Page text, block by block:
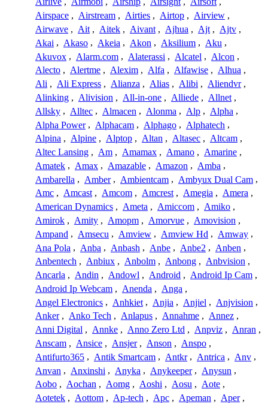
Airspace , Airstream , Airties , Airtop , Airview ,
Airwave , Ait , Aitek , Aivant , Ajhua , Ajt , Ajtv ,
Akai , Akaso , Akeia , Akon , Aksilium , Aku ,
Akuvox , Alarm.com , Alaterassi , Alcatel , Alcon ,
Alecto , Alertme , Alexim , Alfa , Alfawise , Alhua ,
Ali , Ali Express , Alianza , Alias , Alibi , Aliendvr ,
Alinking , Alivision , All-in-one , Alliede , Allnet ,
Allsky , Alltec , Almacen , Alonma , Alp , Alpha ,
Alpha Power , Alphacam , Alphago , Alphatech ,
Alpina , Alpine , Alptop , Altan , Altasec , Altcam ,
Altec Lansing , Am , Amamax , Amano , Amarine ,
Amatek , Amax , Amazable , Amazon , Amba ,
Ambarella , Amber , Ambientcam , Ambyux Dual Cam ,
Amc , Amcast , Amcom , Amcrest , Amegia , Amera ,
American Dynamics , Ameta , Amiccom , Amiko ,
Amirok , Amity , Amopm , Amorvue , Amovision ,
Ampand , Amsecu , Amview , Amview Hd , Amway ,
Ana Pola , Anba , Anbash , Anbe , Anbe2 , Anben ,
Anbentech , Anbiux , Anbolm , Anbong , Anbvision ,
Ancarla , Andin , Andowl , Android , Android Ip Cam ,
Android Ip Webcam , Anenda , Anga ,
Angel Electronics , Anhkiet , Anjia , Anjiel , Anjvision ,
Anker , Anko Tech , Anlapus , Annahme , Annez ,
Anni Digital , Annke , Anno Zero Ltd , Anpviz , Anran ,
Anscam , Ansice , Ansjer , Anson , Anspo ,
Antifurto365 , Antik Smartcam , Antkr , Antrica , Anv ,
Anvan , Anxinshi , Anyka , Anykeeper , Anysun ,
Aobo , Aochan , Aomg , Aoshi , Aosu , Aote ,
Aotetek , Aottom , Ap-tech , Apc , Apeman , Aper ,